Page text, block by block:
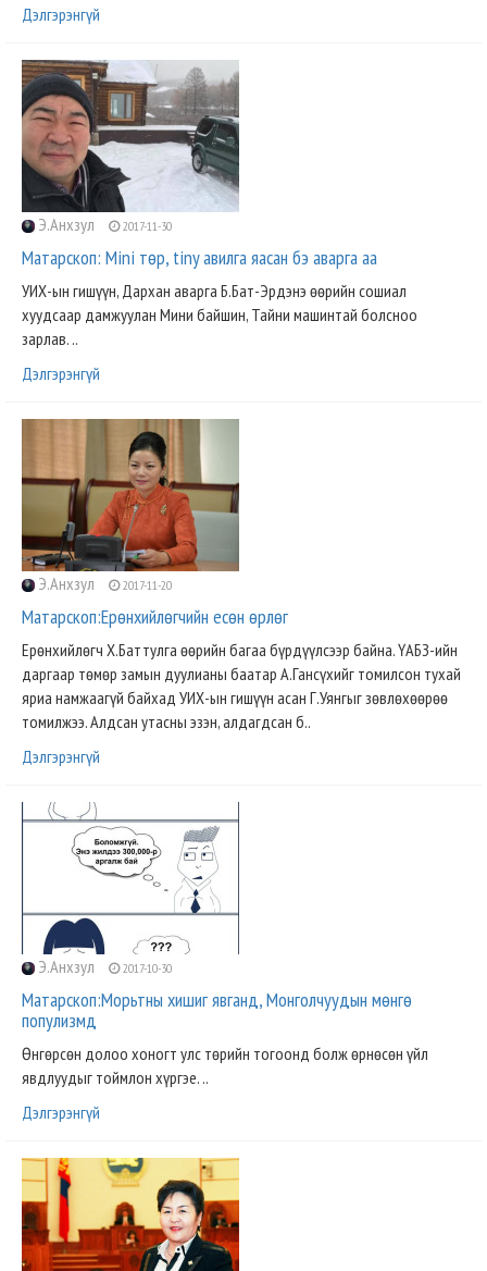
Дэлгэрэнгүй
Э.Анхзул 2017-11-30
Матарскоп: Mini төр, tiny авилга яасан бэ аварга аа
УИХ-ын гишүүн, Дархан аварга Б.Бат-Эрдэнэ өөрийн сошиал
хуудсаар дамжуулан Мини байшин, Тайни машинтай болсноо
зарлав. ..
Дэлгэрэнгүй
Э.Анхзул 2017-11-20
Матарскоп:Ерөнхийлөгчийн есөн өрлөг
Ерөнхийлөгч Х.Баттулга өөрийн багаа бүрдүүлсээр байна. ҮАБЗ-ийн
даргаар төмөр замын дуулианы баатар А.Гансүхийг томилсон тухай
яриа намжаагүй байхад УИХ-ын гишүүн асан Г.Уянгыг зөвлөхөөрөө
томилжээ. Алдсан утасны эзэн, алдагдсан б..
Дэлгэрэнгүй
Э.Анхзул 2017-10-30
Матарскоп:Морьтны хишиг явганд, Монголчуудын мөнгө
популизмд
Өнгөрсөн долоо хоногт улс төрийн тогоонд болж өрнөсөн үйл
явдлуудыг тоймлон хүргэе. ..
Дэлгэрэнгүй